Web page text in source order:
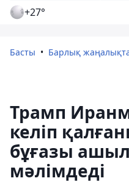
+27°
Басты Барлық
Трамп
келіп
бұғазы
мәлімдеді